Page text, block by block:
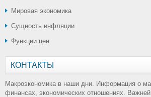
Мировая экономика
Сущность инфляции
Функции цен
КОНТАКТЫ
Макроэкономика в наши дни. Информация о
финансах, экономических отношениях.